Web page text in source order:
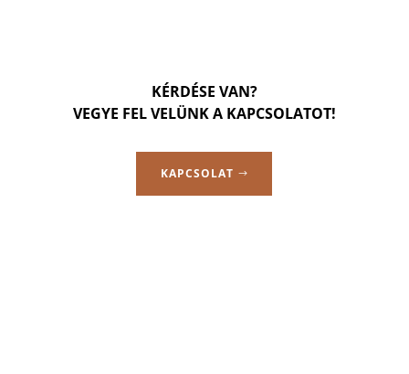
KÉRDÉSE VAN?
VEGYE FEL VELÜNK A KAPCSOLATOT!
KAPCSOLAT